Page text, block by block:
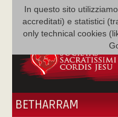
In questo sito
accreditati) e statistici
only technical cookies
BETHARRAM